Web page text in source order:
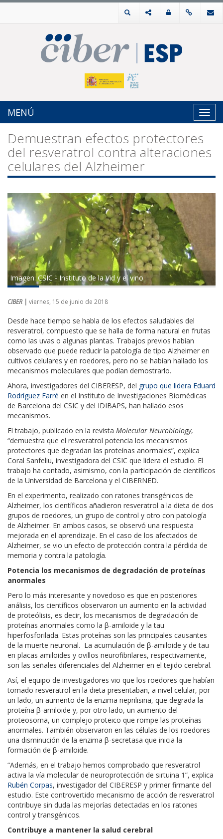
MENÚ
Demuestran efectos protectores
del resveratrol contra alteraciones
celulares del Alzheimer
Imagen: CSIC - Instituto de la Vid y el vino
CIBER | viernes, 15 de junio de 2018
Desde hace tiempo se habla de los efectos saludables del
resveratrol, compuesto que se halla de forma natural en frutas
como las uvas o algunas plantas. Trabajos previos habían
observado que puede reducir la patología de tipo Alzheimer en
cultivos celulares y en roedores, pero no se habían hallado los
mecanismos moleculares que podían demostrarlo.
Ahora, investigadores del CIBERESP, del grupo que lidera Eduard
Rodríguez Farré en el Instituto de Investigaciones Biomédicas
de Barcelona del CSIC y del IDIBAPS, han hallado esos
mecanismos.
El trabajo, publicado en la revista Molecular Neurobiology,
“demuestra que el resveratrol potencia los mecanismos
protectores que degradan las proteínas anormales”, explica
Coral Sanfeliu, investigadora del CSIC que lidera el estudio. El
trabajo ha contado, asimismo, con la participación de científicos
de la Universidad de Barcelona y el CIBERNED.
En el experimento, realizado con ratones transgénicos de
Alzheimer, los científicos añadieron resveratrol a la dieta de dos
grupos de roedores, un grupo de control y otro con patología
de Alzheimer. En ambos casos, se observó una respuesta
mejorada en el aprendizaje. En el caso de los afectados de
Alzheimer, se vio un efecto de protección contra la pérdida de
memoria y contra la patología.
Potencia los mecanismos de degradación de proteínas
anormales
Pero lo más interesante y novedoso es que en posteriores
análisis, los científicos observaron un aumento en la actividad
de proteólisis, es decir, los mecanismos de degradación de
proteínas anormales como la β-amiloide y la tau
hiperfosforilada. Estas proteínas son las principales causantes
de la muerte neuronal. La acumulación de β-amiloide y de tau
en placas amiloides y ovillos neurofibrilares, respectivamente,
son las señales diferenciales del Alzheimer en el tejido cerebral.
Así, el equipo de investigadores vio que los roedores que habían
tomado resveratrol en la dieta presentaban, a nivel celular, por
un lado, un aumento de la enzima neprilisina, que degrada la
proteína β-amiloide y, por otro lado, un aumento del
proteosoma, un complejo proteico que rompe las proteínas
anormales. También observaron en las células de los roedores
una disminución de la enzima β-secretasa que inicia la
formación de β-amiloide.
“Además, en el trabajo hemos comprobado que resveratrol
activa la vía molecular de neuroprotección de sirtuina 1”, explica
Rubén Corpas, investigador del CIBERESP y primer firmante del
estudio. Este controvertido mecanismo de acción de resveratrol
contribuye sin duda las mejorías detectadas en los ratones
control y transgénicos.
Contribuye a mantener la salud cerebral